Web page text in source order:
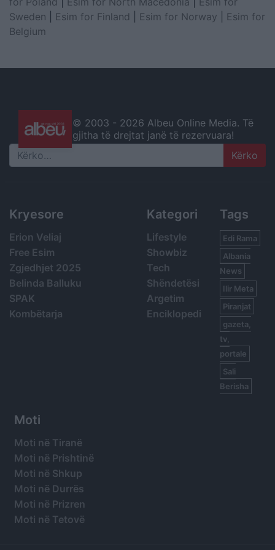
Sweden
Esim for Finland Esim for Norway
Esim for
Belgium
© 2003 - 2026 Albeu Online Media. Të
gjitha të drejtat janë të rezervuara!
Search
Kryesore
Erion Veliaj
Free Esim
Zgjedhjet 2025
Belinda Balluku
SPAK
Kombëtarja
Kategori
Lifestyle
Showbiz
Tech
Shëndetësi
Argetim
Enciklopedi
Tags
Edi Rama
Albania
News
Ilir Meta
Piranjat
gazeta,
tv,
portale
Sali
Berisha
Moti
Moti në Tiranë
Moti në Prishtinë
Moti në Shkup
Moti në Durrës
Moti në Prizren
Moti në Tetovë